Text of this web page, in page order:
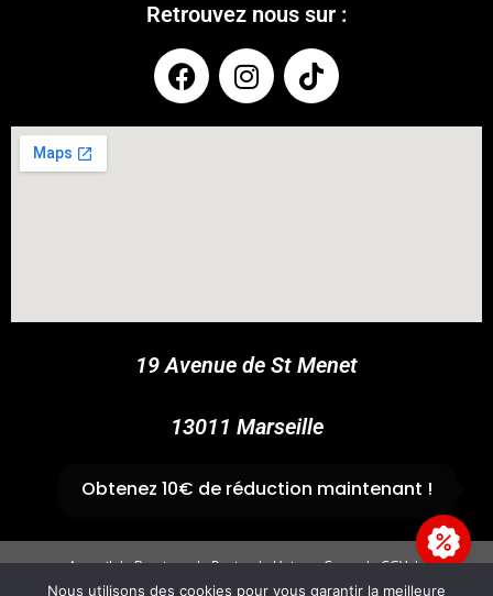
Retrouvez nous sur :
19 Avenue de St Menet
13011 Marseille
✆04 91 44 45 46
Accueil Boutique Panier Univers Cross
CGV
Mentions légales
Obtenez 10€ de réduction maintenant !
Nous utilisons des cookies pour vous garantir la meilleure